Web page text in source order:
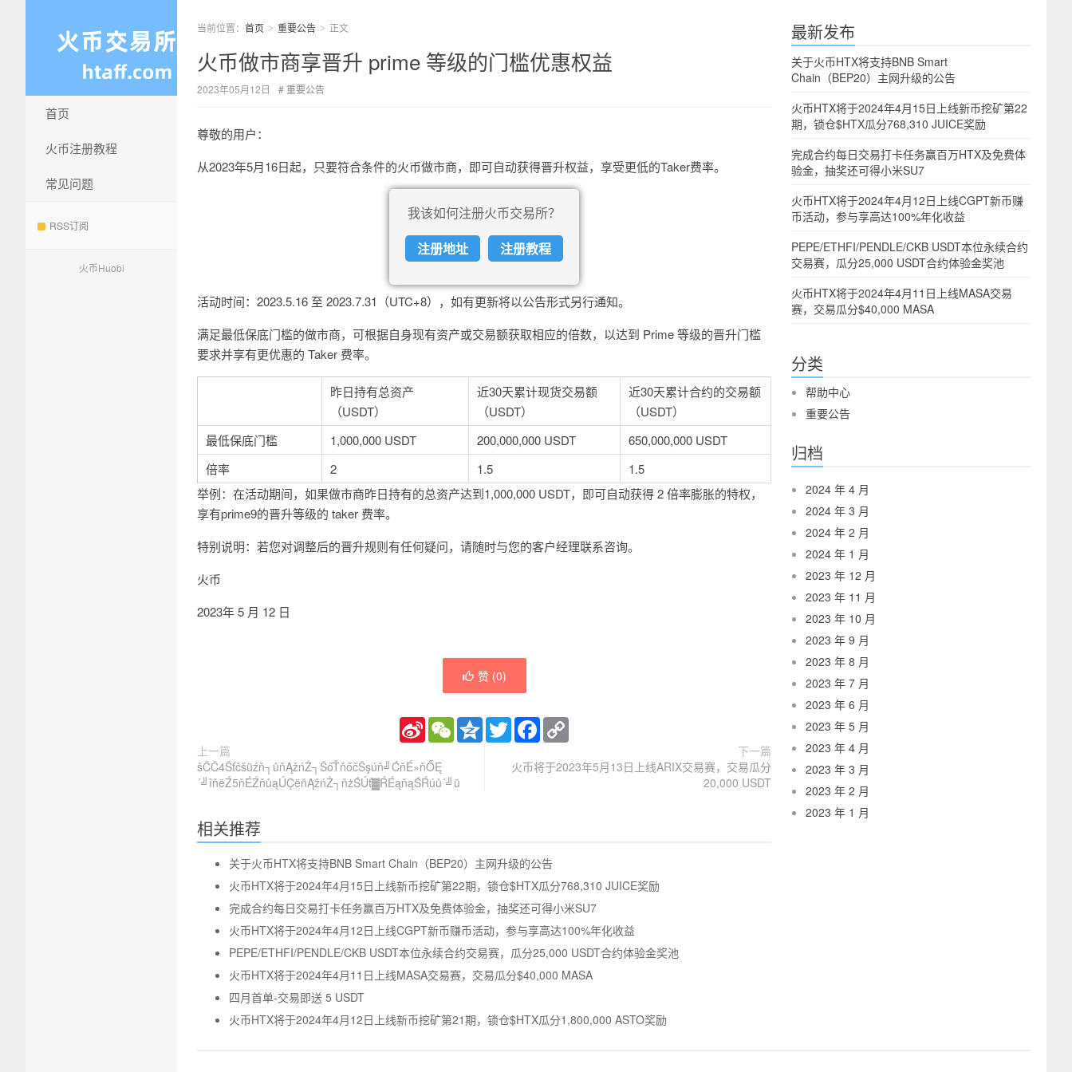
首页
火币注册教程
常见问题
RSS订阅
火币Huobi
当前位置： 首页 > 重要公告 > 正文
火币做市商享晋升 prime 等级的门槛优惠权益
2023年05月12日 重要公告
尊敬的用户：
从2023年5月16日起，只要符合条件的火币做市商，即可自动获得晋升权益，享受更低的Taker费率。
我该如何注册火币交易所？
注册地址
注册教程
活动时间：2023.5.16 至 2023.7.31（UTC+8），如有更新将以公告形式另行通知。
满足最低保底门槛的做市商，可根据自身现有资产或交易额获取相应的倍数，以达到 Prime 等级的晋升门槛
要求并享有更优惠的 Taker 费率。
昨日持有总资产
（USDT）
近30天累计现货交易额
（USDT）
近30天累计合约的交易额
（USDT）
最低保底门槛
1,000,000 USDT 200,000,000 USDT
650,000,000 USDT
倍率
2 1.5
1.5
举例：在活动期间，如果做市商昨日持有的总资产达到1,000,000 USDT，即可自动获得 2 倍率膨胀的特权，
享有prime9的晋升等级的 taker 费率。
特别说明：若您对调整后的晋升规则有任何疑问，请随时与您的客户经理联系咨询。
火币
2023年 5 月 12 日
赞 (0)
Sina
Weibo
WeChatQzoneTwitterFacebook
上一篇
šČČ4Šťčšüźň┐ůňĄžńŻ┐ŠőŤňőčŠşúň╝ĆňÉ»ňŐĘ
´╝îňëŹ5ňÉŹňůąÚÇëňĄžńŻ┐ňżŚÚť▓ŔÉąňąŚŔúů´╝ü
下一篇
火币将于2023年5月13日上线ARIX交易赛，交易瓜分
20,000 USDT
相关推荐
关于火币HTX将支持BNB Smart Chain（BEP20）主网升级的公告
火币HTX将于2024年4月15日上线新币挖矿第22期，锁仓$HTX瓜分768,310 JUICE奖励
完成合约每日交易打卡任务赢百万HTX及免费体验金，抽奖还可得小米SU7
火币HTX将于2024年4月12日上线CGPT新币赚币活动，参与享高达100%年化收益
PEPE/ETHFI/PENDLE/CKB USDT本位永续合约交易赛，瓜分25,000 USDT合约体验金奖池
火币HTX将于2024年4月11日上线MASA交易赛，交易瓜分$40,000 MASA
四月首单-交易即送 5 USDT
火币HTX将于2024年4月12日上线新币挖矿第21期，锁仓$HTX瓜分1,800,000 ASTO奖励
最新发布
关于火币HTX将支持BNB Smart
Chain（BEP20）主网升级的公告
火币HTX将于2024年4月15日上线新币挖矿第22
期，锁仓$HTX瓜分768,310 JUICE奖励
完成合约每日交易打卡任务赢百万HTX及免费体
验金，抽奖还可得小米SU7
火币HTX将于2024年4月12日上线CGPT新币赚
币活动，参与享高达100%年化收益
PEPE/ETHFI/PENDLE/CKB USDT本位永续合约
交易赛，瓜分25,000 USDT合约体验金奖池
火币HTX将于2024年4月11日上线MASA交易
赛，交易瓜分$40,000 MASA
分类
帮助中心
重要公告
归档
2024 年 4 月
2024 年 3 月
2024 年 2 月
2024 年 1 月
2023 年 12 月
2023 年 11 月
2023 年 10 月
2023 年 9 月
2023 年 8 月
2023 年 7 月
2023 年 6 月
2023 年 5 月
2023 年 4 月
2023 年 3 月
2023 年 2 月
2023 年 1 月